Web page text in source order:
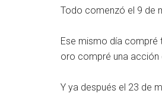
Todo comenzó el 9 de
Ese mismo día compré
oro compré una acción
Y ya después el 23 de